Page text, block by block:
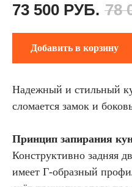
73 500 РУБ. 78
Добавить в корзину
Надежный и стильный
сломается замок и
Принцип запирания
Конструктивно задняя
имеет Г-образный